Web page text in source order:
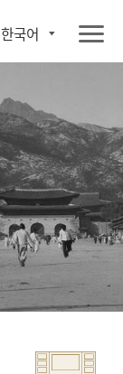
한국어